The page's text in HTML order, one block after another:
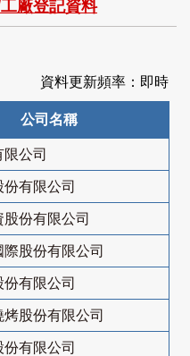
廠登記資料
資料更新頻率：即時
公司名稱
公司
有限公司
份有限公司
股份有限公司
有限公司
股份有限公司
有限公司